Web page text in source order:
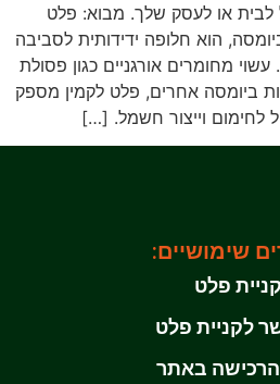
לבית או לעסק שלך. מבוא: פלט
הוא חלופה ידידותית לסביבה
מחומרים אורגניים כגון פסולת
ביומסה אחרים, פלט לקמין מספק
לחימום וייצור חשמל. […]
שימושיים:
פלט
לקניית פלט
הרכישה באתר